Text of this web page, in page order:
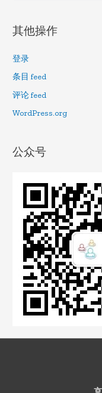
其他操作
登录
条目 feed
评论 feed
WordPress.org
公众号